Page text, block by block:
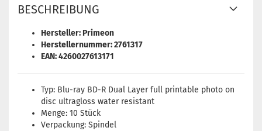
BESCHREIBUNG
Hersteller: Primeon
Herstellernummer: 2761317
EAN: 4260027613171
Typ: Blu-ray BD-R Dual Layer full printable photo on
disc ultragloss water resistant
Menge: 10 Stück
Verpackung: Spindel